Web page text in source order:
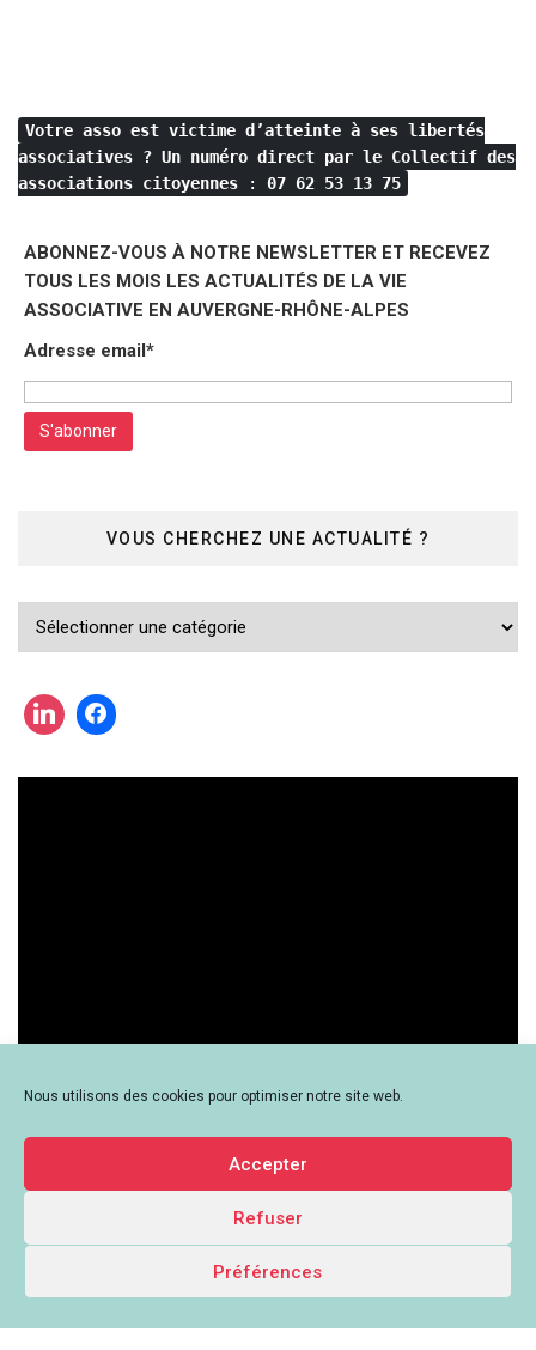
Nous utilisons des cookies pour optimiser notre site web.
Accepter
Refuser
Préférences
Votre asso est victime d’atteinte à ses libertés
associatives ? Un numéro direct par le Collectif des
associations citoyennes : 07 62 53 13 75
ABONNEZ-VOUS À NOTRE NEWSLETTER ET RECEVEZ
TOUS LES MOIS LES ACTUALITÉS DE LA VIE
ASSOCIATIVE EN AUVERGNE-RHÔNE-ALPES
Adresse email*
VOUS CHERCHEZ UNE ACTUALITÉ ?
Vous
actualité
?
Le Mouvement associatif Auvergne-Rhône-Alpes - 259 Rue de Créqui,
légales